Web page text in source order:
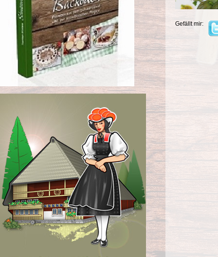
Gefällt mir: